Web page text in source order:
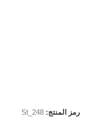
رمز المنتج:St_248